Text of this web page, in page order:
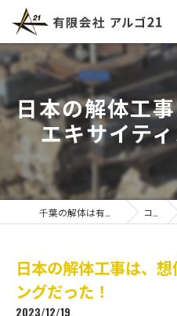
日本の解体工
エキサイテ
コラム
日本の解体工事は、
ングだった！
2023/12/19